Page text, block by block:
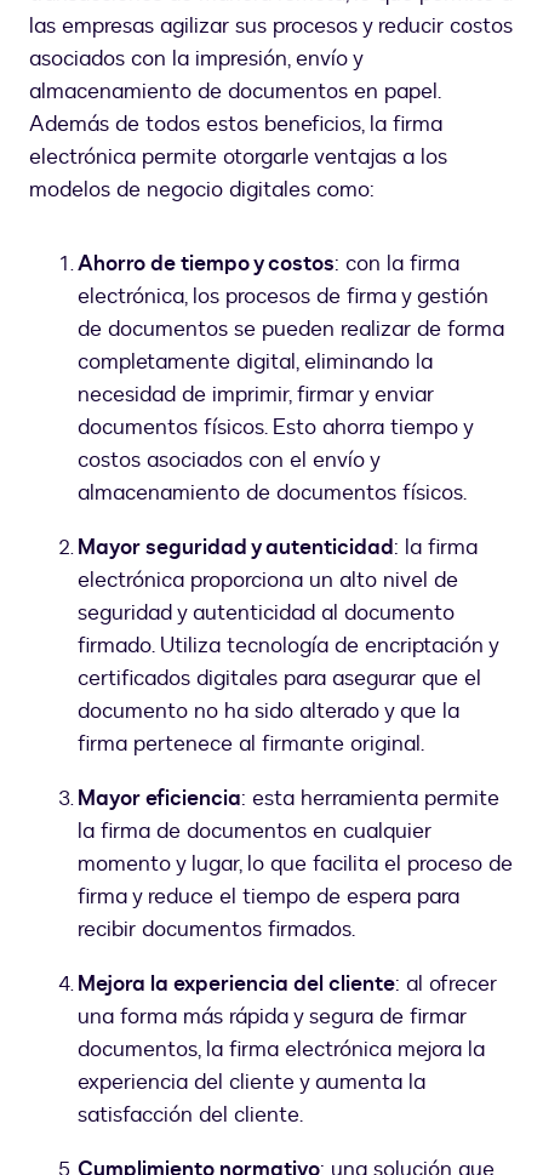
las empresas agilizar sus procesos y reducir costos
asociados con la impresión, envío y
almacenamiento de documentos en papel.
Además de todos estos beneficios, la firma
electrónica permite otorgarle ventajas a los
modelos de negocio digitales como:
Ahorro de tiempo y costos: con la firma
electrónica, los procesos de firma y gestión
de documentos se pueden realizar de forma
completamente digital, eliminando la
necesidad de imprimir, firmar y enviar
documentos físicos. Esto ahorra tiempo y
costos asociados con el envío y
almacenamiento de documentos físicos.
Mayor seguridad y autenticidad: la firma
electrónica proporciona un alto nivel de
seguridad y autenticidad al documento
firmado. Utiliza tecnología de encriptación y
certificados digitales para asegurar que el
documento no ha sido alterado y que la
firma pertenece al firmante original.
Mayor eficiencia: esta herramienta permite
la firma de documentos en cualquier
momento y lugar, lo que facilita el proceso de
firma y reduce el tiempo de espera para
recibir documentos firmados.
Mejora la experiencia del cliente: al ofrecer
una forma más rápida y segura de firmar
documentos, la firma electrónica mejora la
experiencia del cliente y aumenta la
satisfacción del cliente.